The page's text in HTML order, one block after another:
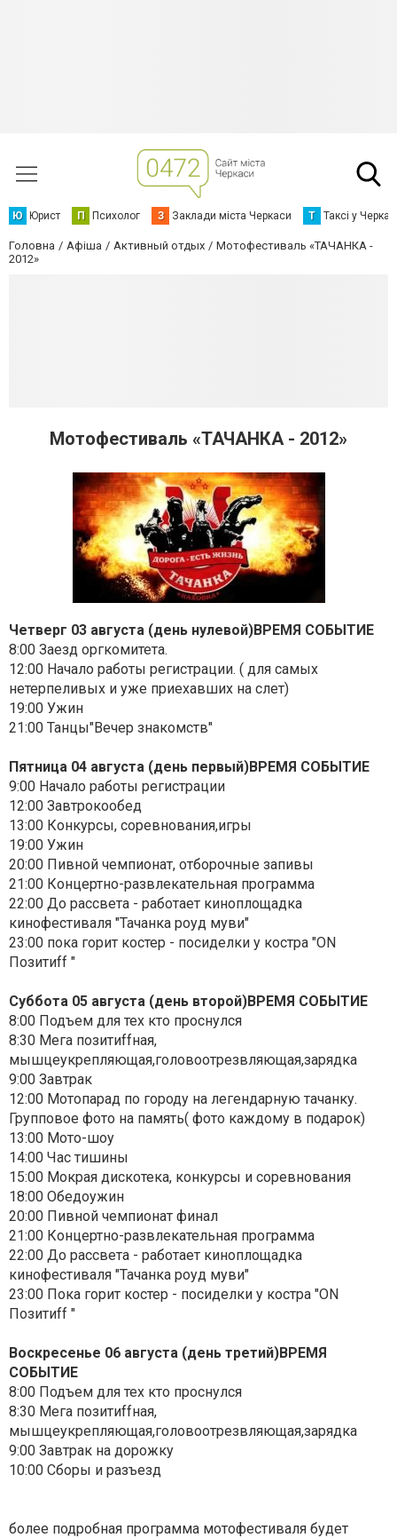
Ю Юрист П Психолог З Заклади міста Черкаси Т Таксі у
Головна Афіша Активный отдых
Мотофестиваль «ТАЧАНКА -
2012»
Мотофестиваль «ТАЧАНКА - 2012»
Четверг 03 августа (день нулевой)ВРЕМЯ СОБЫТИЕ
8:00 Заезд оргкомитета.
12:00 Начало работы регистрации. ( для самых
нетерпеливых и уже приехавших на слет)
19:00 Ужин
21:00 Танцы"Вечер знакомств"
Пятница 04 августа (день первый)ВРЕМЯ СОБЫТИЕ
9:00 Начало работы регистрации
12:00 Завтрокообед
13:00 Конкурсы, соревнования,игры
19:00 Ужин
20:00 Пивной чемпионат, отборочные запивы
21:00 Концертно-развлекательная программа
22:00 До рассвета - работает киноплощадка
кинофестиваля "Тачанка роуд муви"
23:00 пока горит костер - посиделки у костра "ON
Позитиff "
Суббота 05 августа (день второй)ВРЕМЯ СОБЫТИЕ
8:00 Подъем для тех кто проснулся
8:30 Мега позитиffная,
мышцеукрепляющая,головоотрезвляющая,зарядка
9:00 Завтрак
12:00 Мотопарад по городу на легендарную тачанку.
Групповое фото на память( фото каждому в подарок)
13:00 Мото-шоу
14:00 Час тишины
15:00 Мокрая дискотека, конкурсы и соревнования
18:00 Обедоужин
20:00 Пивной чемпионат финал
21:00 Концертно-развлекательная программа
22:00 До рассвета - работает киноплощадка
кинофестиваля "Тачанка роуд муви"
23:00 Пока горит костер - посиделки у костра "ON
Позитиff "
Воскресенье 06 августа (день третий)ВРЕМЯ
СОБЫТИЕ
8:00 Подъем для тех кто проснулся
8:30 Мега позитиffная,
мышцеукрепляющая,головоотрезвляющая,зарядка
9:00 Завтрак на дорожку
10:00 Сборы и разъезд
более подробная программа мотофестиваля будет